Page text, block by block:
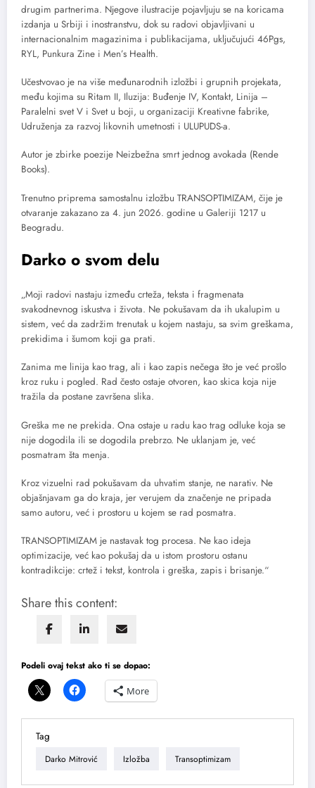
drugim partnerima. Njegove ilustracije pojavljuju se na koricama
izdanja u Srbiji i inostranstvu, dok su radovi objavljivani u
internacionalnim magazinima i publikacijama, uključujući 46Pgs,
RYL, Punkura Zine i Men’s Health.
Učestvovao je na više međunarodnih izložbi i grupnih projekata,
među kojima su Ritam II, Iluzija: Buđenje IV, Kontakt, Linija –
Paralelni svet V i Svet u boji, u organizaciji Kreativne fabrike,
Udruženja za razvoj likovnih umetnosti i ULUPUDS-a.
Autor je zbirke poezije Neizbežna smrt jednog avokada (Rende
Books).
Trenutno priprema samostalnu izložbu TRANSOPTIMIZAM, čije je
otvaranje zakazano za 4. jun 2026. godine u Galeriji 1217 u
Beogradu.
Darko o svom delu
„Moji radovi nastaju između crteža, teksta i fragmenata
svakodnevnog iskustva i života. Ne pokušavam da ih ukalupim u
sistem, već da zadržim trenutak u kojem nastaju, sa svim greškama,
prekidima i šumom koji ga prati.
Zanima me linija kao trag, ali i kao zapis nečega što je već prošlo
kroz ruku i pogled. Rad često ostaje otvoren, kao skica koja nije
tražila da postane završena slika.
Greška me ne prekida. Ona ostaje u radu kao trag odluke koja se
nije dogodila ili se dogodila prebrzo. Ne uklanjam je, već
posmatram šta menja.
Kroz vizuelni rad pokušavam da uhvatim stanje, ne narativ. Ne
objašnjavam ga do kraja, jer verujem da značenje ne pripada
samo autoru, već i prostoru u kojem se rad posmatra.
TRANSOPTIMIZAM je nastavak tog procesa. Ne kao ideja
optimizacije, već kao pokušaj da u istom prostoru ostanu
kontradikcije: crtež i tekst, kontrola i greška, zapis i brisanje.“
Share this content:
Podeli ovaj tekst ako ti se dopao:
More
Tag
Darko Mitrović Izložba Transoptimizam